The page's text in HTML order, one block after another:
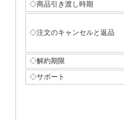
◇商品引き渡し時期
◇注文のキャンセルと返品
◇解約期限
◇サポート